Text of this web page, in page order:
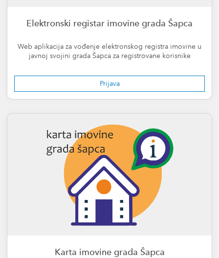
Elektronski registar imovine grada Šapca
Web aplikacija za vođenje elektronskog registra imovine u
javnoj svojini grada Šapca za registrovane korisnike
Prijava
Karta imovine grada Šapca